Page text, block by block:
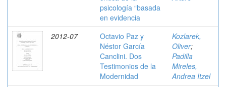
psicología “basada
en evidencia
2012-07
Octavio Paz y
Néstor García
Canclini. Dos
Testimonios de la
Modernidad
Kozlarek,
Oliver;
Padilla
Mireles,
Andrea Itzel